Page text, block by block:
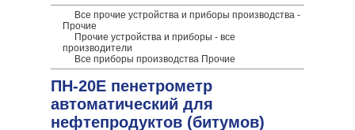
Все прочие устройства и приборы производства -
Прочие
Прочие устройства и приборы - все
производители
Все приборы производства Прочие
ПН-20Е пенетрометр
автоматический для
нефтепродуктов (битумов)